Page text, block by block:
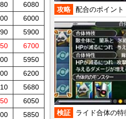
6080
6000
5900
6700
5950
6200
5680
6050
5850
攻略 配合のポイント
検証 ライド合体の